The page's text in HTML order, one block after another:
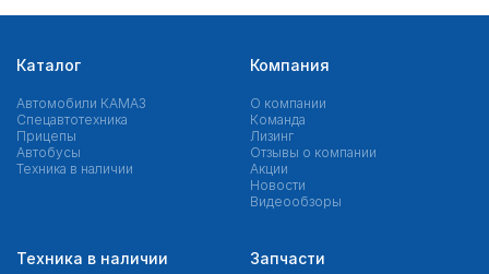
Каталог
Автомобили КАМАЗ
Спецавтотехника
Прицепы
Автобусы
Техника в наличии
Компания
О компании
Команда
Лизинг
Отзывы о компании
Акции
Новости
Видеообзоры
Техника в наличии
Запчасти